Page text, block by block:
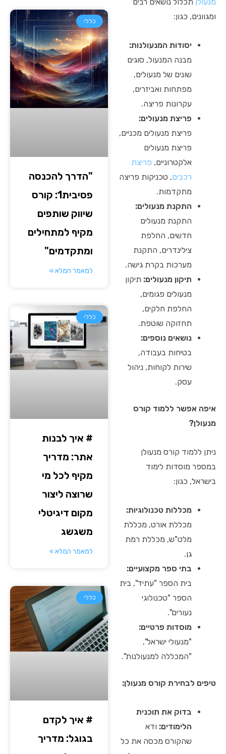
ומגוונים, כגון:
יסודות המנעולנות:
מבנה המנעול, סוגים
שונים של מנעולים,
מפתחות ואביזרים,
עקרונות פריצה.
פריצת מנעולים:
פריצת מנעולים מכניים,
פריצת מנעולים
אלקטרוניים, פריצת
רכבים, טכניקות פריצה
מתקדמות.
התקנת מנעולים:
התקנת מנעולים
חדשים, החלפת
צילינדרים, התקנת
מערכות בקרת גישה.
תיקון מנעולים: תיקון
מנעולים פגומים,
החלפת חלקים,
תחזוקה שוטפת.
נושאים נוספים:
בטיחות בעבודה,
שירות לקוחות, ניהול
עסק.
איפה אפשר ללמוד קורס
מנעולן?
ניתן ללמוד קורס מנעולן
במספר מוסדות לימוד
בישראל, כגון:
מכללות טכנולוגיות:
מכללת אורט, מכללת
מלט"ש, מכללת רמת
גן.
בתי ספר מקצועיים:
בית הספר "עתיד", בית
הספר "טכנולוגי
נעורים".
מוסדות פרטיים:
"מנעולי ישראל",
"המכללה למנעולנות".
טיפים לבחירת קורס מנעולן:
בדוק את תוכנית
הלימודים: ודא
שהקורס מכסה את כל
כללי
"הדרך להכנסה
פסיבית1: קורס
שיווק שותפים
מקיף למתחילים
ומתקדמים"
למאמר המלא »
כללי
# איך לבנות
אתר: מדריך
מקיף לכל מי
שרוצה ליצור
מקום דיגיטלי
משגשג
למאמר המלא »
כללי
# איך לקדם
בגוגל: מדריך